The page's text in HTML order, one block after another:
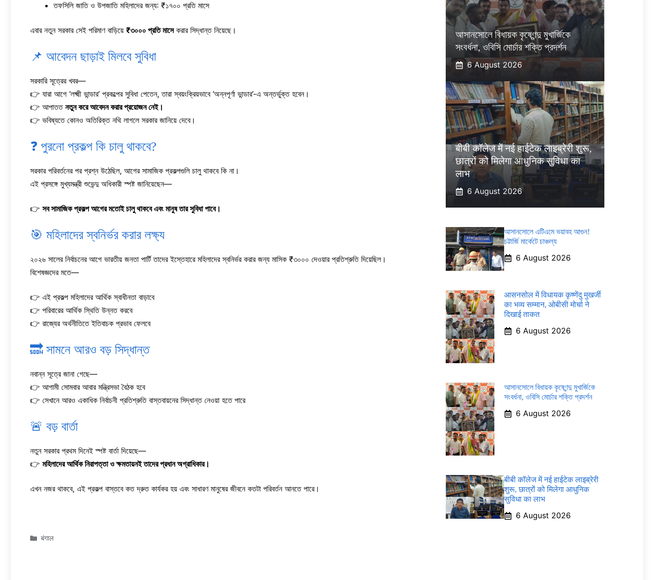
তফসিলি জাতি ও উপজাতি মহিলাদের জন্য: ₹১৭০০ প্রতি মাসে
এবার নতুন সরকার সেই পরিমাণ বাড়িয়ে ₹৩০০০ প্রতি মাসেকরার সিদ্ধান্ত নিয়েছে।
📌 আবেদন ছাড়াই মিলবে সুবিধা
সরকারি সূত্রের খবর—
👉 যারা আগে ‘লক্ষ্মী ভান্ডার’ প্রকল্পের সুবিধা পেতেন, তারা স্বয়ংক্রিয়ভাবে ‘অন্নপূর্ণা ভান্ডার’-এ অন্তর্ভুক্ত হবেন।
👉 আপাতত নতুন করে আবেদন করার প্রয়োজন নেই।
👉 ভবিষ্যতে কোনও অতিরিক্ত নথি লাগলে সরকার জানিয়ে দেবে।
❓ পুরনো প্রকল্প কি চালু থাকবে?
সরকার পরিবর্তনের পর প্রশ্ন উঠেছিল, আগের সামাজিক প্রকল্পগুলি চালু থাকবে কি না।
এই প্রসঙ্গে মুখ্যমন্ত্রী শুভেন্দু অধিকারী স্পষ্ট জানিয়েছেন—
👉 সব সামাজিক প্রকল্প আগের মতোই চালু থাকবে এবং মানুষ তার সুবিধা পাবে।
🎯 মহিলাদের স্বনির্ভর করার লক্ষ্য
২০২৬ সালের নির্বাচনের আগে ভারতীয় জনতা পার্টি তাদের ইস্তেহারে মহিলাদের স্বনির্ভর করার জন্য মাসিক ₹৩০০০ দেওয়ার প্রতিশ্রুতি দিয়েছিল।
বিশেষজ্ঞদের মতে—
👉 এই প্রকল্প মহিলাদের আর্থিক স্বাধীনতা বাড়াবে
👉 পরিবারের আর্থিক স্থিতি উন্নত করবে
👉 রাজ্যের অর্থনীতিতে ইতিবাচক প্রভাব ফেলবে
🔜 সামনে আরও বড় সিদ্ধান্ত
নবান্ন সূত্রে জানা গেছে—
👉 আগামী সোমবার আবার মন্ত্রিসভা বৈঠক হবে
👉 সেখানে আরও একাধিক নির্বাচনী প্রতিশ্রুতি বাস্তবায়নের সিদ্ধান্ত নেওয়া হতে পারে
🚨 বড় বার্তা
নতুন সরকার প্রথম দিনেই স্পষ্ট বার্তা দিয়েছে—
👉 মহিলাদের আর্থিক নিরাপত্তা ও ক্ষমতায়নই তাদের প্রধান অগ্রাধিকার।
এখন নজর থাকবে, এই প্রকল্প বাস্তবে কত দ্রুত কার্যকর হয় এবং সাধারণ মানুষের জীবনে কতটা পরিবর্তন আনতে পারে।
Categories
बंगाल
আসানসোলে বিধায়ক কৃষ্ণেন্দু মুখার্জিকে
সংবর্ধনা, ওবিসি মোর্চার শক্তি প্রদর্শন
6 August 2026
बीबी कॉलेज में नई हाईटेक लाइब्रेरी शुरू,
छात्रों को मिलेगा आधुनिक सुविधा का
लाभ
6 August 2026
আসানসোলে এটিএমে ভয়াবহ আগুন!
চট্টার্জি মার্কেটে চাঞ্চল্য
6 August 2026
आसनसोल में विधायक कृष्णेंदु मुखर्जी
का भव्य सम्मान, ओबीसी मोर्चा ने
दिखाई ताकत
6 August 2026
আসানসোলে বিধায়ক কৃষ্ণেন্দু মুখার্জিকে
সংবর্ধনা, ওবিসি মোর্চার শক্তি প্রদর্শন
6 August 2026
बीबी कॉलेज में नई हाईटेक लाइब्रेरी
शुरू, छात्रों को मिलेगा आधुनिक
सुविधा का लाभ
6 August 2026